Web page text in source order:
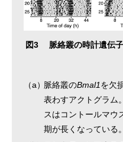
図3 脈絡叢の時計遺伝子
（a）脈絡叢のBmal1を欠
表わすアクトグラム
スはコントールマウ
期が長くなっている。